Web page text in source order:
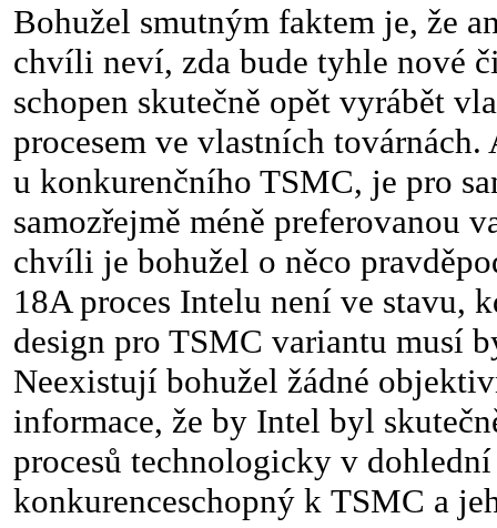
Bohužel smutným faktem je, že
chvíli neví, zda bude tyhle nové
schopen skutečně opět vyrábět
procesem ve vlastních
u konkurenčního TSMC, je pro
samozřejmě méně preferovanou
chvíli je bohužel o něco
18A proces Intelu není ve stavu,
design pro TSMC variantu musí
Neexistují bohužel žádné
informace, že by Intel byl
procesů technologicky v
konkurenceschopný k TSMC a